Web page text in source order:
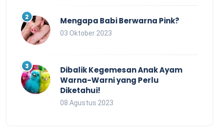
Mengapa Babi Berwarna Pink?
03 Oktober 2023
Dibalik Kegemesan Anak Ayam
Warna-Warni yang Perlu
Diketahui!
08 Agustus 2023